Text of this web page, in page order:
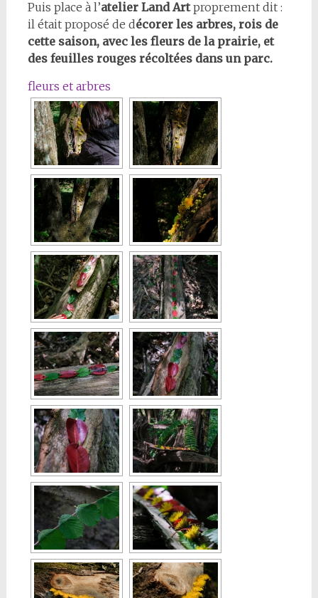
Puis place à l’atelier Land Artproprement dit :
il était proposé de décorer les arbres, rois de
cette saison, avec les fleurs de la prairie, et
des feuilles rouges récoltées dans un parc.
fleurs et arbres